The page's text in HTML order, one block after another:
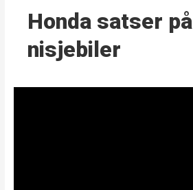
Honda satser på
nisjebiler